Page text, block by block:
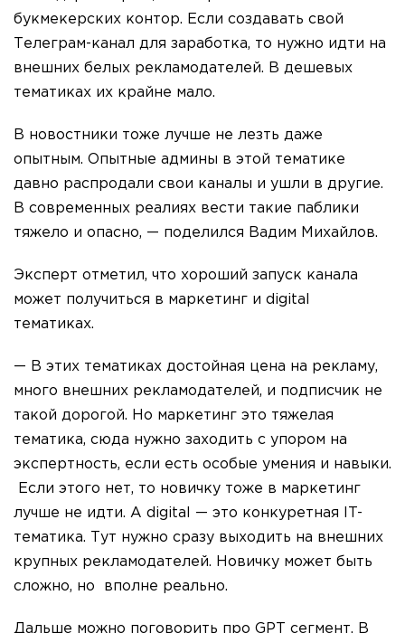
букмекерских контор. Если создавать свой
Телеграм-канал для заработка, то нужно идти на
внешних белых рекламодателей. В дешевых
тематиках их крайне мало.
В новостники тоже лучше не лезть даже
опытным. Опытные админы в этой тематике
давно распродали свои каналы и ушли в другие.
В современных реалиях вести такие паблики
тяжело и опасно, — поделился Вадим Михайлов.
Эксперт отметил, что хороший запуск канала
может получиться в маркетинг и digital
тематиках.
— В этих тематиках достойная цена на рекламу,
много внешних рекламодателей, и подписчик не
такой дорогой. Но маркетинг это тяжелая
тематика, сюда нужно заходить с упором на
экспертность, если есть особые умения и навыки.
Если этого нет, то новичку тоже в маркетинг
лучше не идти. А digital — это конкуретная IT-
тематика. Тут нужно сразу выходить на внешних
крупных рекламодателей. Новичку может быть
сложно, но вполне реально.
Дальше можно поговорить про GPT сегмент. В